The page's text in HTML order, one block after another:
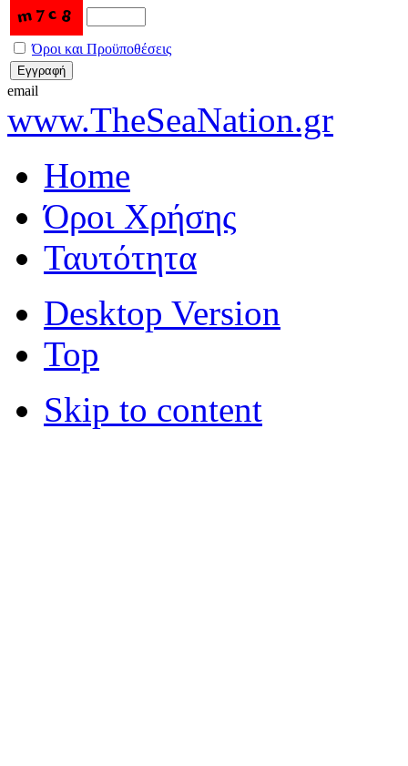
Όροι και Προϋποθέσεις
email
www.TheSeaNation.gr
Home
Όροι Χρήσης
Ταυτότητα
Desktop Version
Top
Skip to content